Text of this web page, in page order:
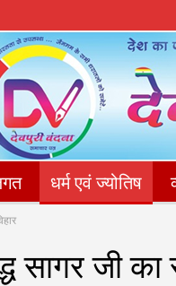
धर्म एवं ज्योतिष
सागर जी